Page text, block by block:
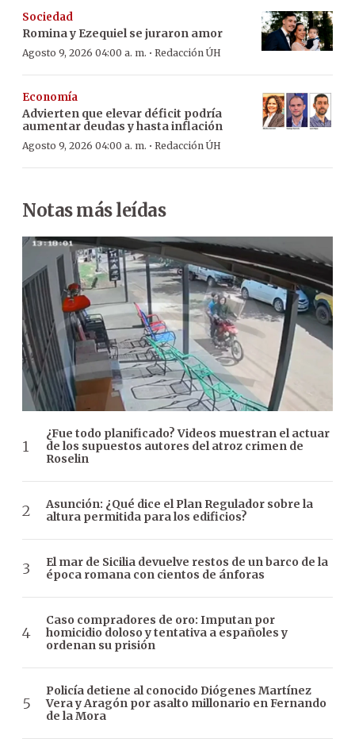
Sociedad
Romina y Ezequiel se juraron amor
Agosto 9, 2026 04:00 a. m. · Redacción ÚH
Economía
Advierten que elevar déficit podría
aumentar deudas y hasta inflación
Agosto 9, 2026 04:00 a. m. · Redacción ÚH
Notas más leídas
¿Fue todo planificado? Videos muestran el actuar
de los supuestos autores del atroz crimen de
Roselin
Asunción: ¿Qué dice el Plan Regulador sobre la
altura permitida para los edificios?
El mar de Sicilia devuelve restos de un barco de la
época romana con cientos de ánforas
Caso compradores de oro: Imputan por
homicidio doloso y tentativa a españoles y
ordenan su prisión
Policía detiene al conocido Diógenes Martínez
Vera y Aragón por asalto millonario en Fernando
de la Mora